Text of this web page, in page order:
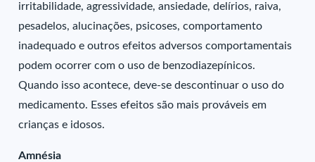
irritabilidade, agressividade, ansiedade, delírios, raiva,
pesadelos, alucinações, psicoses, comportamento
inadequado e outros efeitos adversos comportamentais
podem ocorrer com o uso de benzodiazepínicos.
Quando isso acontece, deve-se descontinuar o uso do
medicamento. Esses efeitos são mais prováveis em
crianças e idosos.
Amnésia